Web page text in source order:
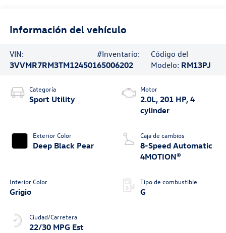
Información del vehículo
VIN:
3VVMR7RM3TM124501
#Inventario:
65006202
Código del
Modelo: RM13PJ
Categoría
Sport Utility
Exterior Color
Deep Black Pear
Interior Color
Grigio
Ciudad/Carretera
22/30 MPG Est
Motor
2.0L, 201 HP, 4
cylinder
Caja de cambios
8-Speed Automatic
4MOTION®
Tipo de combustible
G